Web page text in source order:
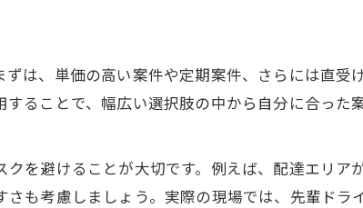
は、単価の高い案件や定期案件、さらには直受
ることで、幅広い選択肢の中から自分に合った
を避けることが大切です。例えば、配達エリア
も考慮しましょう。実際の現場では、先輩ドラ